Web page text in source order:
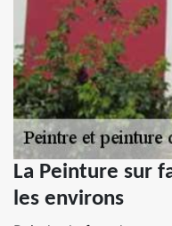
La Peinture sur
les environs